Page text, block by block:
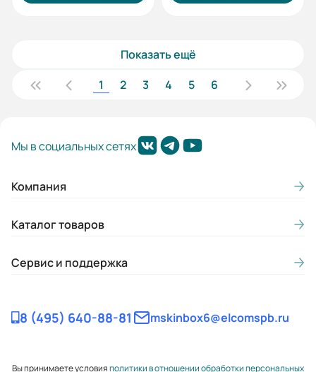
Показать ещё
1
2 3 4 5 6
Мы в социальных сетях
Компания
Каталог товаров
Сервис и поддержка
8 (495) 640-88-81 mskinbox6@elcomspb.ru
Вы принимаете условияполитики в отношении обработки персональных